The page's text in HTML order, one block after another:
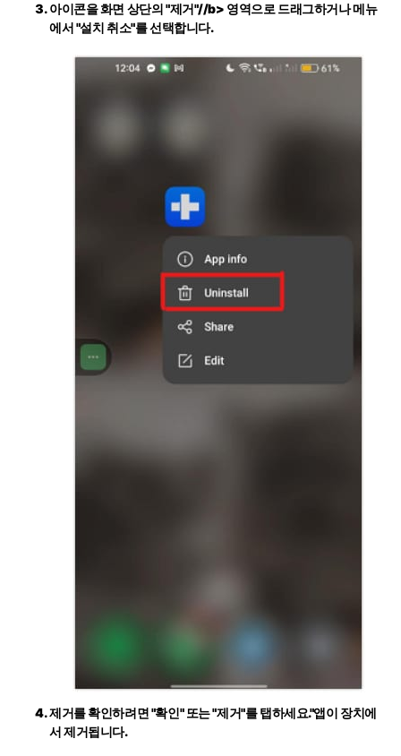
아이콘을 화면 상단의"제거"//b> 영역으로 드래그하거나 메뉴
에서"설치 취소"를 선택합니다.
제거를 확인하려면"확인"또는"제거"를 탭하세요."앱이 장치에
서 제거됩니다.